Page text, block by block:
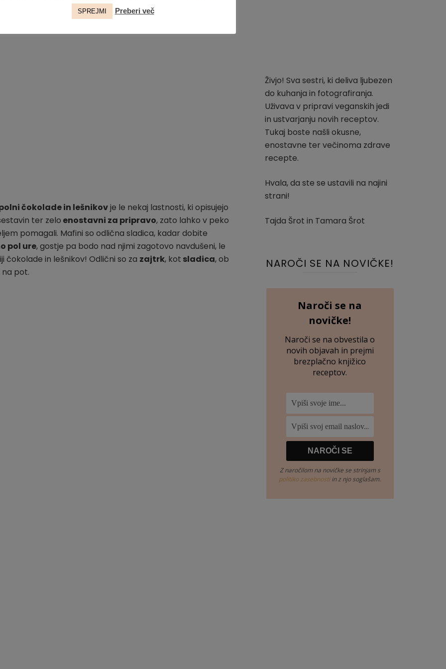
čokolade in lešnikovje le nekaj lastnosti, ki opisujejo
ter zelo enostavni za pripravo, zato lahko v peko
pomagali. Mafini so odlična sladica, kadar dobite
pol ure, gostje pa bodo nad njimi zagotovo navdušeni, le
in lešnikov! Odlični so za zajtrk, kot sladica, ob
pot.
Živjo! Sva sestri, ki deliva ljubezen
do kuhanja in fotografiranja.
Uživava v pripravi veganskih jedi
in ustvarjanju novih receptov.
Tukaj boste našli okusne,
enostavne ter večinoma zdrave
recepte.
Hvala, da ste se ustavili na najini
strani!
Tajda Šrot in Tamara Šrot
NAROČI SE NA NOVIČKE!
Naroči se na
novičke!
Naroči se na obvestila o
novih objavah in prejmi
brezplačno knjižico
receptov.
Z naročilom na novičke se strinjam s
politiko zasebnostiin z njo soglašam.
SPREJMI Preberi več